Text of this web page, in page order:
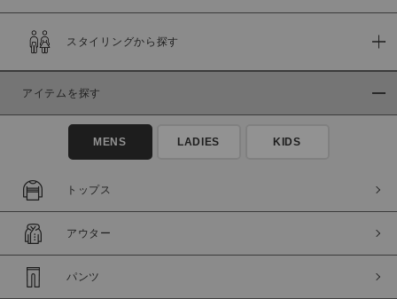
スタイリングから探す
アイテムを探す
MENS LADIES KIDS
トップス
アウター
パンツ